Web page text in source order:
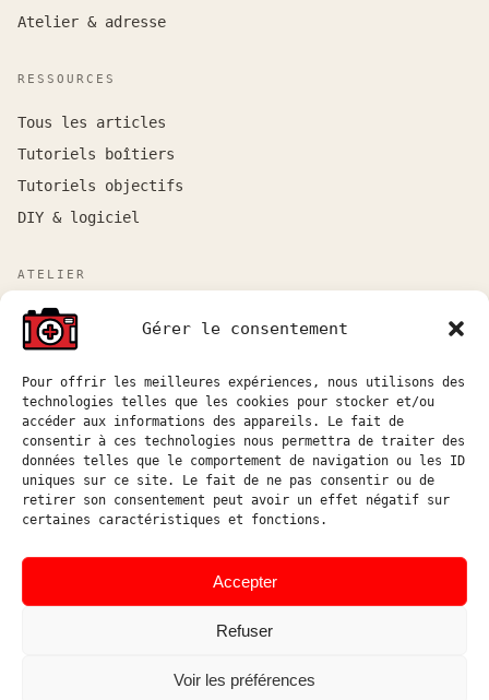
Gérer le consentement
Pour offrir les meilleures expériences, nous utilisons des
technologies telles que les cookies pour stocker et/ou
accéder aux informations des appareils. Le fait de
consentir à ces technologies nous permettra de traiter des
données telles que le comportement de navigation ou les ID
uniques sur ce site. Le fait de ne pas consentir ou de
retirer son consentement peut avoir un effet négatif sur
certaines caractéristiques et fonctions.
Accepter
Refuser
Voir les préférences
Atelier & adresse
RESSOURCES
Tous les articles
Tutoriels boîtiers
Tutoriels objectifs
DIY & logiciel
ATELIER
Atelier sur rendez-vous entre Marseille et Aix-en-
Provence.
atelier@hostophoto.fr
À propos de l’atelier
Déposer une demande de devis
Accéder au suivi atelier